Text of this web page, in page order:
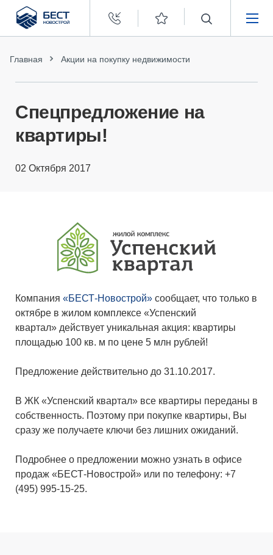
Бест
Новострой
ПОКУПАТЕЛЯМ
ЗАСТРОЙЩИКАМ
Главная Акции на покупку недвижимости
Спецпредложение на
квартиры!
02 Октября 2017
Компания «БЕСТ-Новострой» сообщает, что только в
октябре в жилом комплексе «Успенский
квартал» действует уникальная акция: квартиры
площадью 100 кв. м по цене 5 млн рублей!
Предложение действительно до 31.10.2017.
В ЖК «Успенский квартал» все квартиры переданы в
собственность. Поэтому при покупке квартиры, Вы
сразу же получаете ключи без лишних ожиданий.
Подробнее о предложении можно узнать в офисе
продаж «БЕСТ-Новострой» или по телефону: ‎‎+7
(495) 995-15-25.